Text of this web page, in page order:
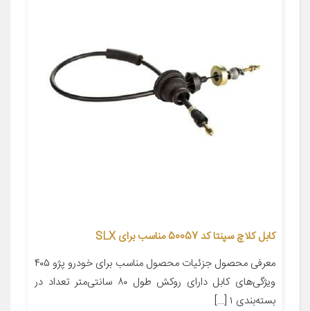
کابل کلاچ سپنتا کد 50057 مناسب برای SLX
معرفی محصول جزئیات محصول مناسب برای خودرو پژو ۴۰۵
ویژگی‌های کابل دارای روکش طول ۸۰ سانتی‌متر تعداد در
بسته‌بندی ۱ […]